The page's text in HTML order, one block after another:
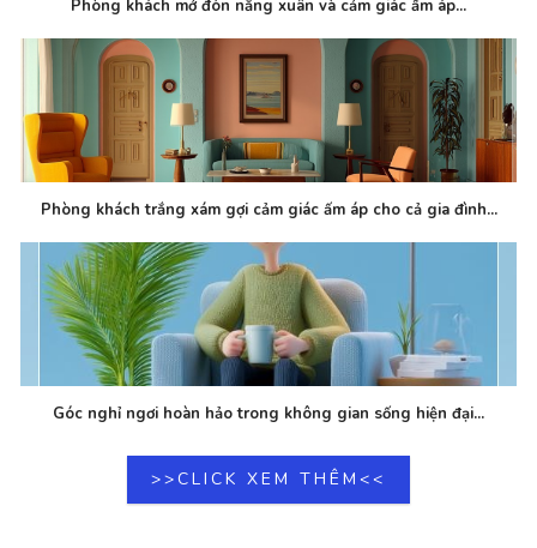
Phòng khách mở đón nắng xuân và cảm giác ấm áp...
Phòng khách trắng xám gợi cảm giác ấm áp cho cả gia đình...
Góc nghỉ ngơi hoàn hảo trong không gian sống hiện đại...
>>CLICK XEM THÊM<<